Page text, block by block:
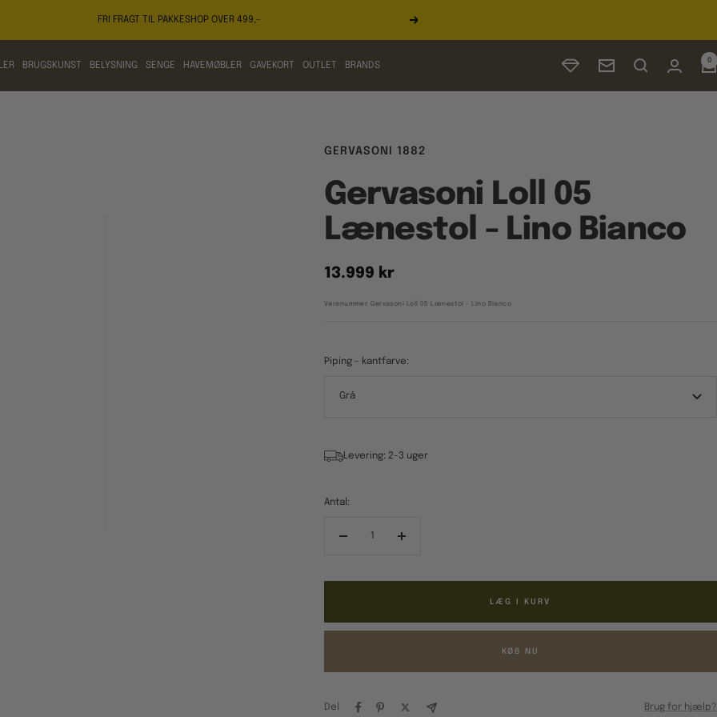
FRI FRAGT TIL PAKKESHOP OVER 499,- Næste
BRUGSKUNST BELYSNING SENGE HAVEMØBLER GAVEKORT OUTLET BRANDS Nyhedsbrev
0
GERVASONI 1882
Gervasoni Loll 05
Lænestol - Lino Bianco
Tilbudspris
13.999 kr
Varenummer:Gervasoni Loll 05 Lænestol - Lino Bianco
Piping - kantfarve:
Grå
Levering: 2-3 uger
Antal:
Forøg
LÆG I KURV
KØB NU
Del Brug for hjælp?